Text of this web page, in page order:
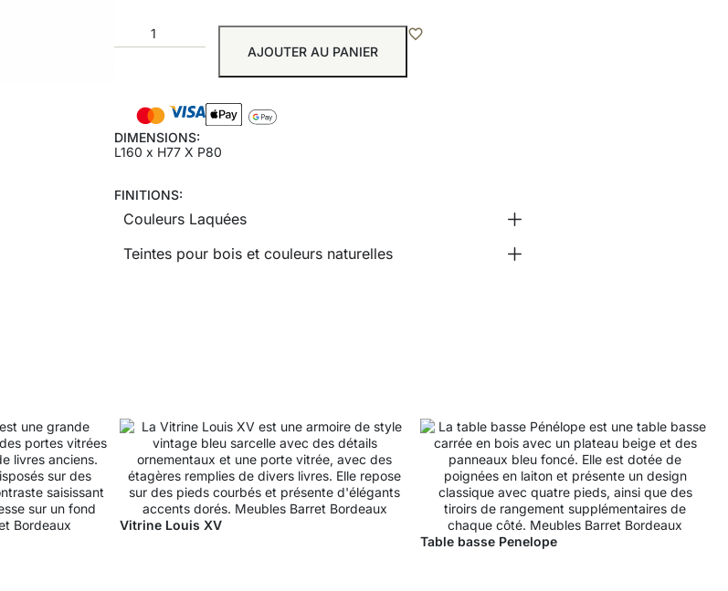
AJOUTER AU PANIER
DIMENSIONS:
L160 x H77 X P80
FINITIONS:
Couleurs Laquées
Teintes pour bois et couleurs naturelles
Vitrine Louis XV
Table basse Penelope